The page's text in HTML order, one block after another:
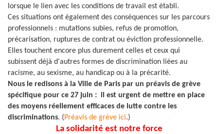
lorsque le lien avec les conditions de travail est établi.
Ces situations ont également des conséquences sur les parcours
professionnels : mutations subies, refus de promotion,
précarisation, ruptures de contrat ou éviction professionnelle.
Elles touchent encore plus durement celles et ceux qui
subissent déjà d'autres formes de discrimination liées au
racisme, au sexisme, au handicap ou à la précarité.
Nous le redisons à la Ville de Paris par un préavis de grève
spécifique pour ce 27 juin : il est urgent de mettre en place
des moyens réellement efficaces de lutte contre les
discriminations. (Préavis de grève ici.)
La solidarité est notre force